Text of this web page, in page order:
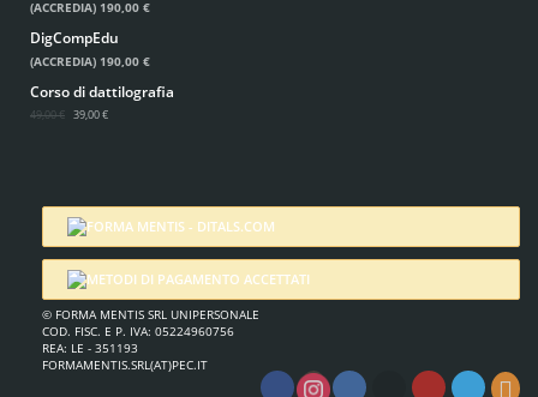
(ACCREDIA) 190,00 €
DigCompEdu
(ACCREDIA) 190,00 €
Corso di dattilografia
49,00 € 39,00 €
© FORMA MENTIS SRL UNIPERSONALE
COD. FISC. E P. IVA: 05224960756
REA: LE - 351193
FORMAMENTIS.SRL(AT)PEC.IT